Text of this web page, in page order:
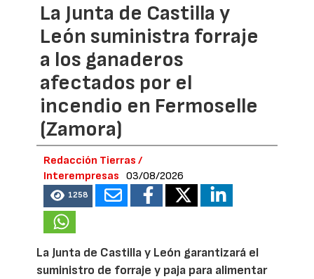
La Junta de Castilla y
León suministra forraje
a los ganaderos
afectados por el
incendio en Fermoselle
(Zamora)
Redacción Tierras /
Interempresas
03/08/2026
1258
La Junta de Castilla y León garantizará el
suministro de forraje y paja para alimentar